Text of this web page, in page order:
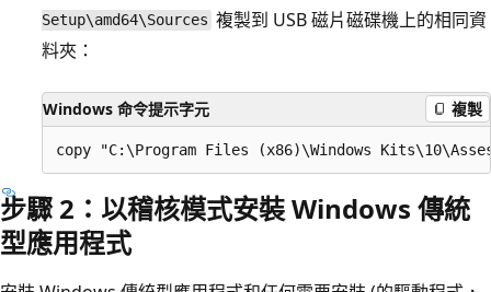
Setup\amd64\Sources 複製到 USB 磁片磁碟機上的相同資
料夾：
Windows 命令提示字元 複製
步驟 2：以稽核模式安裝 Windows 傳統
型應用程式